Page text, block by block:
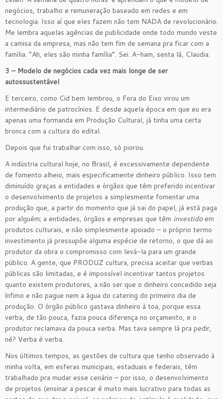
negócios, trabalho e remuneração baseado em redes e em
tecnologia. Isso aí que eles fazem não tem NADA de revolucionário.
Me lembra aquelas agências de publicidade onde todo mundo veste
a camisa da empresa, mas não tem fim de semana pra ficar com a
família. “Ah, eles são minha família”. Sei. A-ham, senta lá, Claudia.
3 – Modelo de negócios cada vez mais longe de ser
autossustentável
E terceiro, como Cid bem lembrou, o Fora do Eixo virou um
intermediário de patrocínios. E desde aquela época em que eu era
apenas uma formanda em Produção Cultural, já tinha uma certa
bronca com a cultura do edital.
Depois que fui trabalhar com isso, só piorou.
A indústria cultural hoje, no Brasil, é excessivamente dependente
de fomento alheio, mais especificamente dinheiro público. Isso tem
diminuído graças a entidades e órgãos que têm preferido incentivar
o desenvolvimento de projetos a simplesmente fomentar uma
produção que, a partir do momento que já sai do papel, já está paga
por alguém; a entidades, órgãos e empresas que têm investidoem
produtos culturais, e não simplesmente apoiado – o próprio termo
investimento já pressupõe alguma espécie de retorno, o que dá ao
produtor da obra o compromisso com levá-la para um grande
público. A gente, que PRODUZ cultura, precisa aceitar que verbas
públicas são limitadas, e é impossível incentivar tantos projetos
quanto existem produtores, a não ser que o dinheiro concedido seja
ínfimo e não pague nem a água do catering do primeiro dia de
produção. O órgão público gastava dinheiro à toa, porque essa
verba, de tão pouca, fazia pouca diferença no orçamento, e o
produtor reclamava da pouca verba. Mas tava sempre lá pra pedir,
né? Verba é verba.
Nos últimos tempos, as gestões de cultura que tenho observado à
minha volta, em esferas municipais, estaduais e federais, têm
trabalhado pra mudar esse cenário – por isso, o desenvolvimento
de projetos (ensinar a pescar é muito mais lucrativo para todas as